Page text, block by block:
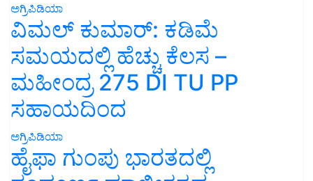
ಅಗ್ರಿಪಿಡಿಯಾ
ವಿಮಲ್ ಕುಮಾರ್: ಕಡಿಮೆ
ಸಮಯದಲ್ಲಿ ಹೆಚ್ಚು ಕೆಲಸ –
ಮಹೀಂದ್ರ 275 DI TU PP
ಸಹಾಯದಿಂದ
ಅಗ್ರಿಪಿಡಿಯಾ
ಹೈಫಾ ಗುಂಪು ಭಾರತದಲ್ಲಿ